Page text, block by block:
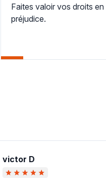
Faites valoir vos droits en
préjudice.
victor D